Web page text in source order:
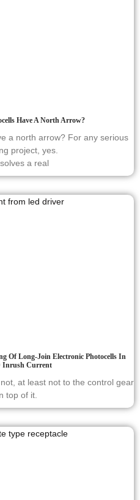
Have A North Arrow?
a north arrow? For any serious
project, yes.
a real
Of Long-Join Electronic Photocells In
Inrush Current
at least not to the control gear
top of it.